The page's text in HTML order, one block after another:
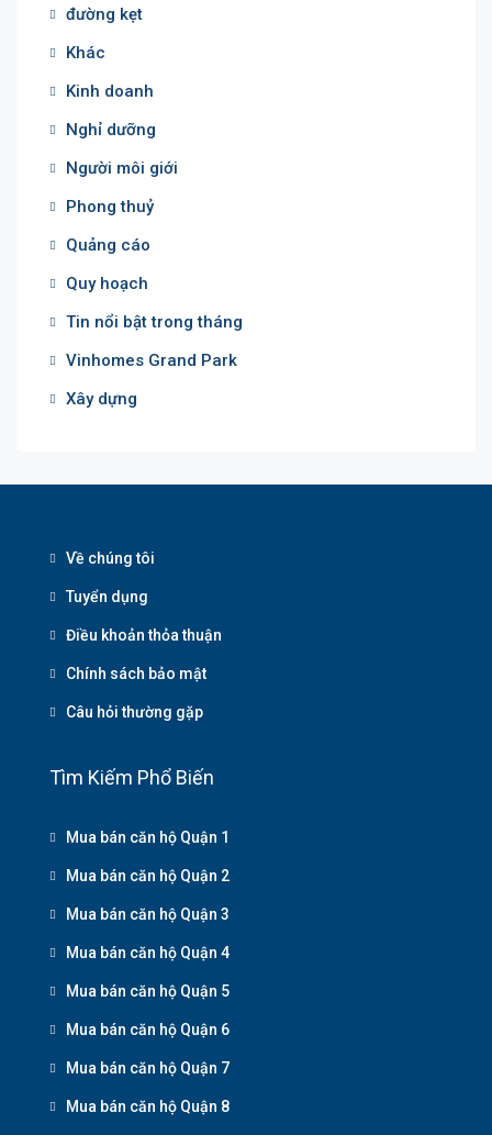
đường kẹt
Khác
Kinh doanh
Nghỉ dưỡng
Người môi giới
Phong thuỷ
Quảng cáo
Quy hoạch
Tin nổi bật trong tháng
Vinhomes Grand Park
Xây dựng
Về chúng tôi
Tuyển dụng
Điều khoản thỏa thuận
Chính sách bảo mật
Câu hỏi thường gặp
Tìm Kiếm Phổ Biến
Mua bán căn hộ Quận 1
Mua bán căn hộ Quận 2
Mua bán căn hộ Quận 3
Mua bán căn hộ Quận 4
Mua bán căn hộ Quận 5
Mua bán căn hộ Quận 6
Mua bán căn hộ Quận 7
Mua bán căn hộ Quận 8